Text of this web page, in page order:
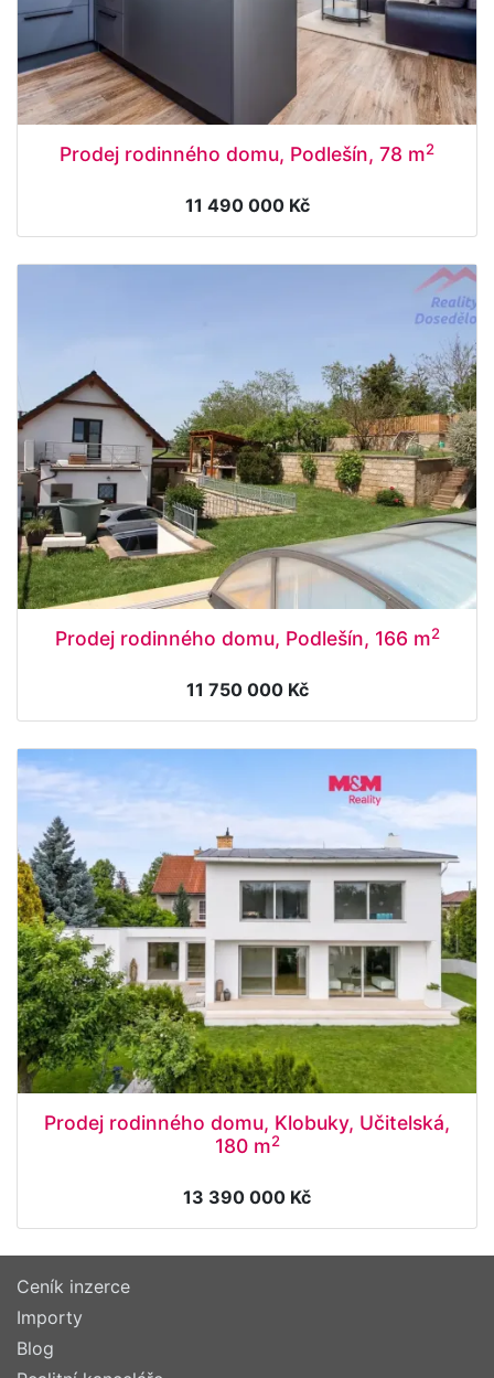
Prodej rodinného domu, Podlešín, 78 m2
11 490 000 Kč
Prodej rodinného domu, Podlešín, 166 m2
11 750 000 Kč
Prodej rodinného domu, Klobuky, Učitelská,
180 m2
13 390 000 Kč
Ceník inzerce
Importy
Blog